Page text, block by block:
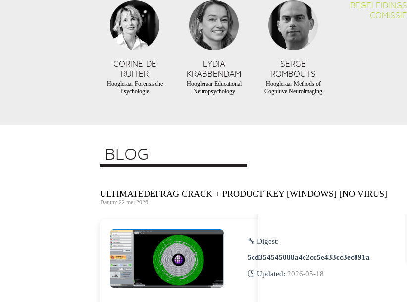
CORINE DE
RUITER
Hoogleraar Forensische
Psychologie
LYDIA
KRABBENDAM
Hoogleraar Educational
Neuropsychology
SERGE
ROMBOUTS
Hoogleraar Methods of
Cognitive Neuroimaging
BEGELEIDINGS
COMISSIE
BLOG
ULTIMATEDEFRAG CRACK + PRODUCT KEY [WINDOWS] [NO VIRUS]
Datum: 22 mei 2026
🔧 Digest:
5cd354545088a4e2cc5e433cc3ec891a
🕒 Updated: 2026-05-18